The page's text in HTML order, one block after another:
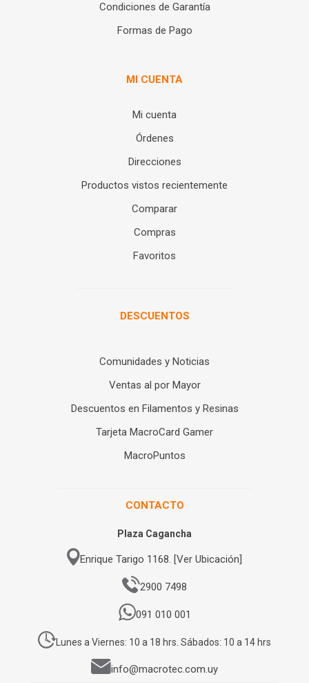
Condiciones de Garantía
Formas de Pago
MI CUENTA
Mi cuenta
Órdenes
Direcciones
Productos vistos recientemente
Comparar
Compras
Favoritos
DESCUENTOS
Comunidades y Noticias
Ventas al por Mayor
Descuentos en Filamentos y Resinas
Tarjeta MacroCard Gamer
MacroPuntos
CONTACTO
Plaza Cagancha
Enrique Tarigo 1168. [Ver Ubicación]
2900 7498
091 010 001
Lunes a Viernes: 10 a 18 hrs. Sábados: 10 a 14 hrs
info@macrotec.com.uy